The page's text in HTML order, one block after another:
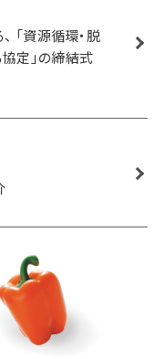
「資源循環・脱
定」の締結式